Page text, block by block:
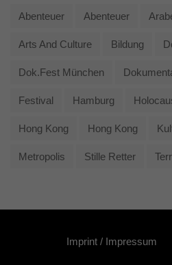
Abenteuer Abenteuer
Arts And Culture Bildung
Dok.fest München
Festival Hamburg
Hong Kong Hong Kong
Metropolis Stille Retter
Imprint / Impressum